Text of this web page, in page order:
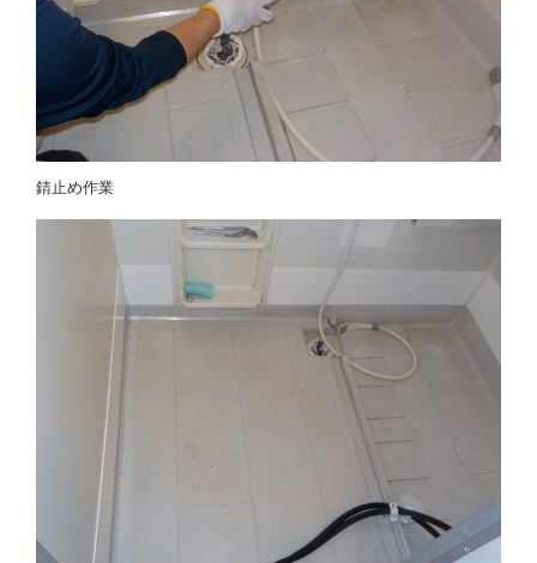
錆止め作業